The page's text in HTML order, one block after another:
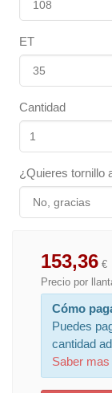
ET
Cantidad
¿Quieres tornillo
153,36 €
Precio por
Cómo
Puedes
cantidad
Saber mas